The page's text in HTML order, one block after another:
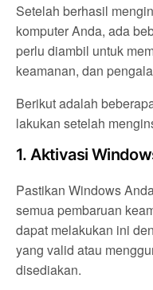
Setelah berhasil
komputer Anda, ada
perlu diambil untuk
keamanan, dan
Berikut adalah
lakukan setelah
1. Aktivasi
Pastikan Windows
semua pembaruan
dapat melakukan ini
yang valid atau
disediakan.